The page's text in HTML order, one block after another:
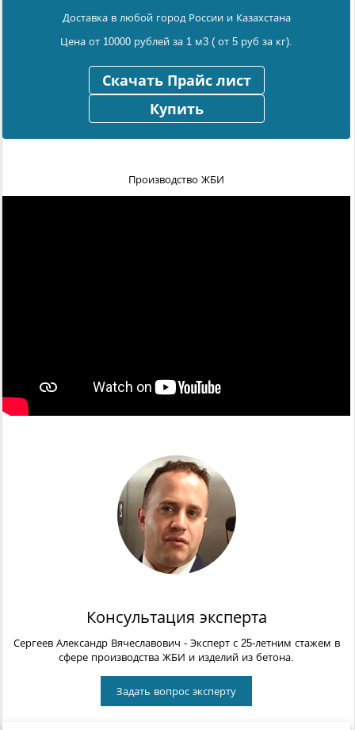
Доставка в любой город России и Казахстана
Цена от 10000 рублей за 1 м3 ( от 5 руб за кг).
Скачать Прайс лист
Купить
Производство ЖБИ
Консультация эксперта
Сергеев Александр Вячеславович - Эксперт с 25-летним стажем в
сфере производства ЖБИ и изделий из бетона.
Задать вопрос эксперту